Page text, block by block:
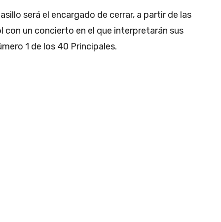
será el encargado de cerrar, a partir de las
con un concierto en el que interpretarán sus
1 de los 40 Principales.